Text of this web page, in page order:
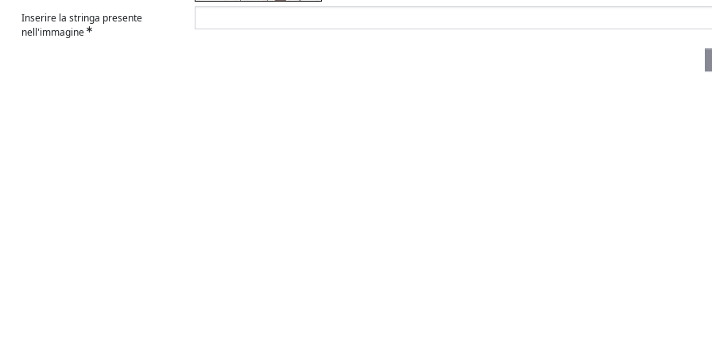
Inserire la stringa presente
nell'immagine